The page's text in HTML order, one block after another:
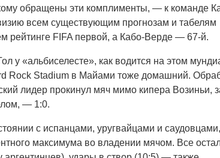
обращены эти комплименты, — к команде
всем существующим прогнозам и табелям
рейтинге FIFA первой, а Кабо-Верде — 67-й.
у «альбиселесте», как водится на этом
Rock Stadium в Майами тоже домашний.
лидер прокинул мяч мимо кипера Возиньи,
— 1:0.
с испанцами, уругвайцами и саудовцами,
максимума во владении мячом. Все